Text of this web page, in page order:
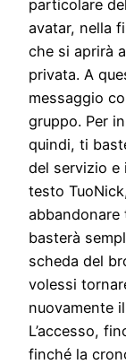
particolare
avatar, nella
che si aprirà
privata. A
messaggio
gruppo. Per
quindi, ti
del servizio e
testo
abbandonare
basterà
scheda del
volessi
nuovamente
L’accesso,
finché la